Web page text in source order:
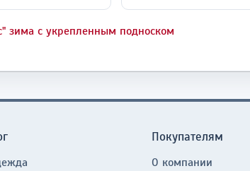
зима с укрепленным подноском
Покупателям
О компании